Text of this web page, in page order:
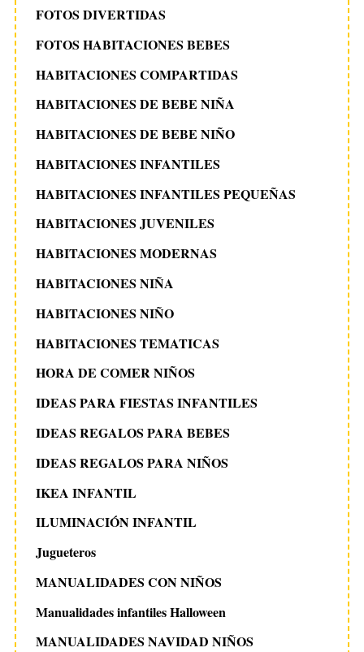
FOTOS DIVERTIDAS
FOTOS HABITACIONES BEBES
HABITACIONES COMPARTIDAS
HABITACIONES DE BEBE NIÑA
HABITACIONES DE BEBE NIÑO
HABITACIONES INFANTILES
HABITACIONES INFANTILES PEQUEÑAS
HABITACIONES JUVENILES
HABITACIONES MODERNAS
HABITACIONES NIÑA
HABITACIONES NIÑO
HABITACIONES TEMATICAS
HORA DE COMER NIÑOS
IDEAS PARA FIESTAS INFANTILES
IDEAS REGALOS PARA BEBES
IDEAS REGALOS PARA NIÑOS
IKEA INFANTIL
ILUMINACIÓN INFANTIL
Jugueteros
MANUALIDADES CON NIÑOS
Manualidades infantiles Halloween
MANUALIDADES NAVIDAD NIÑOS